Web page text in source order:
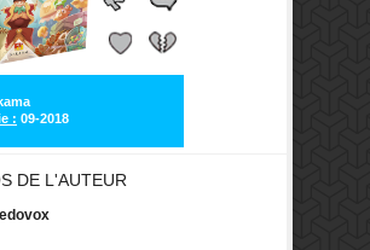
: 09-2018
DE L'AUTEUR